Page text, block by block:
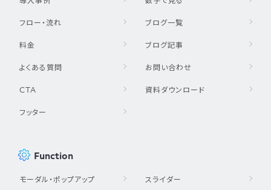
フロー・流れ
料金
よくある質問
CTA
フッター
ブログ一覧
ブログ記事
お問い合わせ
資料ダウンロード
Function
モーダル・ポップアップ スライダー